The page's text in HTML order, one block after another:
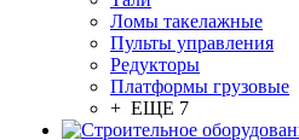
Ломы такелажные
Пульты управления
Редукторы
Платформы грузовые
+ ЕЩЕ 7